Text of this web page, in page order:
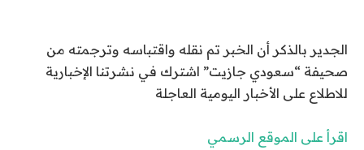
الجدير بالذكر أن الخبر تم نقله واقتباسه وترجمته من
صحيفة “سعودي جازيت” اشترك في نشرتنا الإخبارية
للاطلاع على الأخبار اليومية العاجلة
اقرأ على الموقع الرسمي